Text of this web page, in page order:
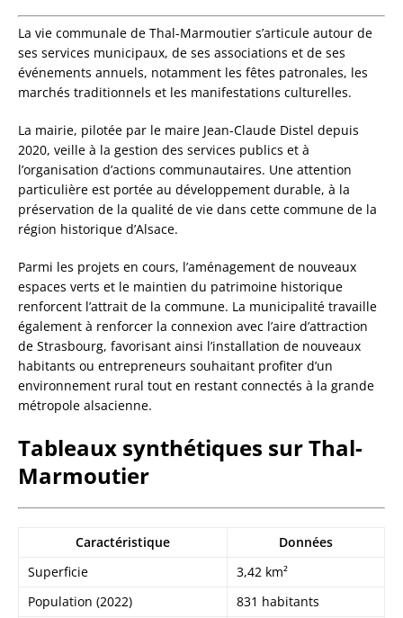
La vie communale de Thal-Marmoutier s’articule autour de
ses services municipaux, de ses associations et de ses
événements annuels, notamment les fêtes patronales, les
marchés traditionnels et les manifestations culturelles.
La mairie, pilotée par le maire Jean-Claude Distel depuis
2020, veille à la gestion des services publics et à
l’organisation d’actions communautaires. Une attention
particulière est portée au développement durable, à la
préservation de la qualité de vie dans cette commune de la
région historique d’Alsace.
Parmi les projets en cours, l’aménagement de nouveaux
espaces verts et le maintien du patrimoine historique
renforcent l’attrait de la commune. La municipalité travaille
également à renforcer la connexion avec l’aire d’attraction
de Strasbourg, favorisant ainsi l’installation de nouveaux
habitants ou entrepreneurs souhaitant profiter d’un
environnement rural tout en restant connectés à la grande
métropole alsacienne.
Tableaux synthétiques sur Thal-
Marmoutier
Caractéristique
Données
Superficie
3,42 km²
Population (2022)
831 habitants